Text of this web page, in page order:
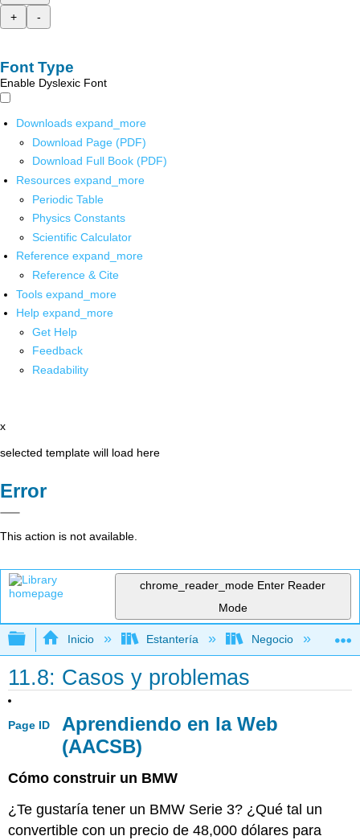
+
-
Font Type
Enable Dyslexic Font
Downloads expand_more
Download Page (PDF)
Download Full Book (PDF)
Resources expand_more
Periodic Table
Physics Constants
Scientific Calculator
Reference expand_more
Reference & Cite
Tools expand_more
Help expand_more
Get Help
Feedback
Readability
x
selected template will load here
Error
This action is not available.
chrome_reader_mode Enter Reader
Mode
Expandir/contraer jerarquía global
Inicio Estantería Negocio
11.8: Casos y problemas
Page ID
Aprendiendo en la Web
(AACSB)
Cómo construir un BMW
¿Te gustaría tener un BMW Serie 3? ¿Qué tal un
convertible con un precio de 48,000 dólares para